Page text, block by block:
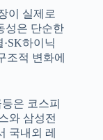
이 실제로
성은 단순한
하이닉
조적 변화에
은 코스피
와 삼성전
국내외 레